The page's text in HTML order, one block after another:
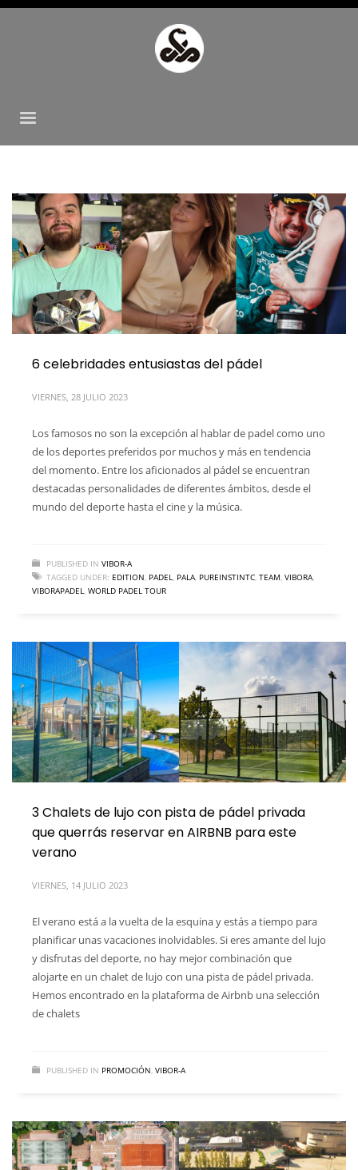
6 celebridades entusiastas del pádel
VIERNES, 28 JULIO 2023
Los famosos no son la excepción al hablar de padel como uno
de los deportes preferidos por muchos y más en tendencia
del momento. Entre los aficionados al pádel se encuentran
destacadas personalidades de diferentes ámbitos, desde el
mundo del deporte hasta el cine y la música.
PUBLISHED IN VIBOR-A
TAGGED UNDER: EDITION PADEL PALA PUREINSTINTC TEAM VIBORA
VIBORAPADEL WORLD PADEL TOUR
3 Chalets de lujo con pista de pádel privada
que querrás reservar en AIRBNB para este
verano
VIERNES, 14 JULIO 2023
El verano está a la vuelta de la esquina y estás a tiempo para
planificar unas vacaciones inolvidables. Si eres amante del lujo
y disfrutas del deporte, no hay mejor combinación que
alojarte en un chalet de lujo con una pista de pádel privada.
Hemos encontrado en la plataforma de Airbnb una selección
de chalets
PUBLISHED IN PROMOCIÓN VIBOR-A